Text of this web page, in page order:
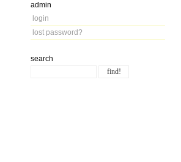
admin
login
lost password?
search